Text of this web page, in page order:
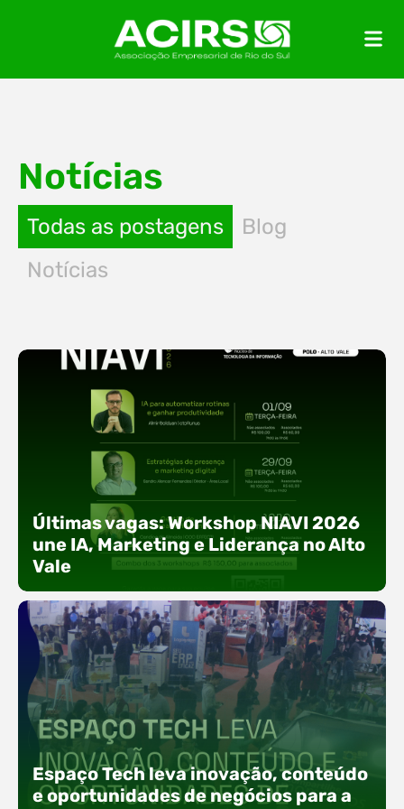
Notícias
Todas as postagens
Blog
Notícias
Últimas vagas: Workshop NIAVI 2026
une IA, Marketing e Liderança no Alto
Vale
Com o objetivo de impulsionar a produtividade, a
presença digital e a gestão nas empresas do
Alto Vale, o Núcleo de Tecnologia da Informação
(NIAVI), Polo ACATE-ACIRS, realiza a edição
Espaço Tech leva inovação, conteúdo
e oportunidades de negócios para a